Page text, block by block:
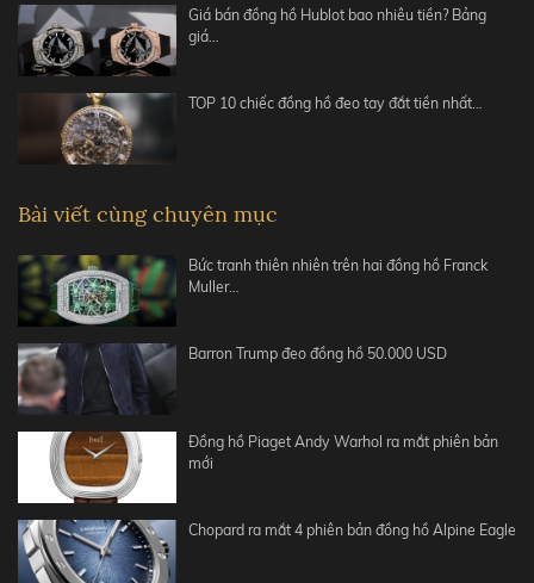
Giá bán đồng hồ Hublot bao nhiêu tiền? Bảng
giá…
TOP 10 chiếc đồng hồ đeo tay đắt tiền nhất…
Bài viết cùng chuyên mục
Bức tranh thiên nhiên trên hai đồng hồ Franck
Muller…
Barron Trump đeo đồng hồ 50.000 USD
Đồng hồ Piaget Andy Warhol ra mắt phiên bản
mới
Chopard ra mắt 4 phiên bản đồng hồ Alpine Eagle